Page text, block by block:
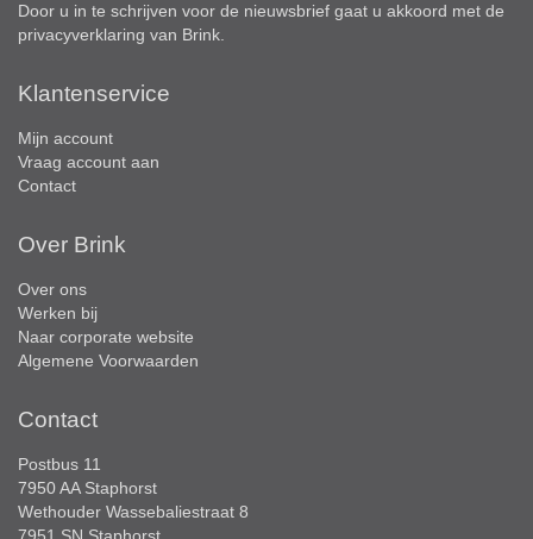
Door u in te schrijven voor de nieuwsbrief gaat u akkoord met de
privacyverklaring van Brink.
Klantenservice
Mijn account
Vraag account aan
Contact
Over Brink
Over ons
Werken bij
Naar corporate website
Algemene Voorwaarden
Contact
Postbus 11
7950 AA Staphorst
Wethouder Wassebaliestraat 8